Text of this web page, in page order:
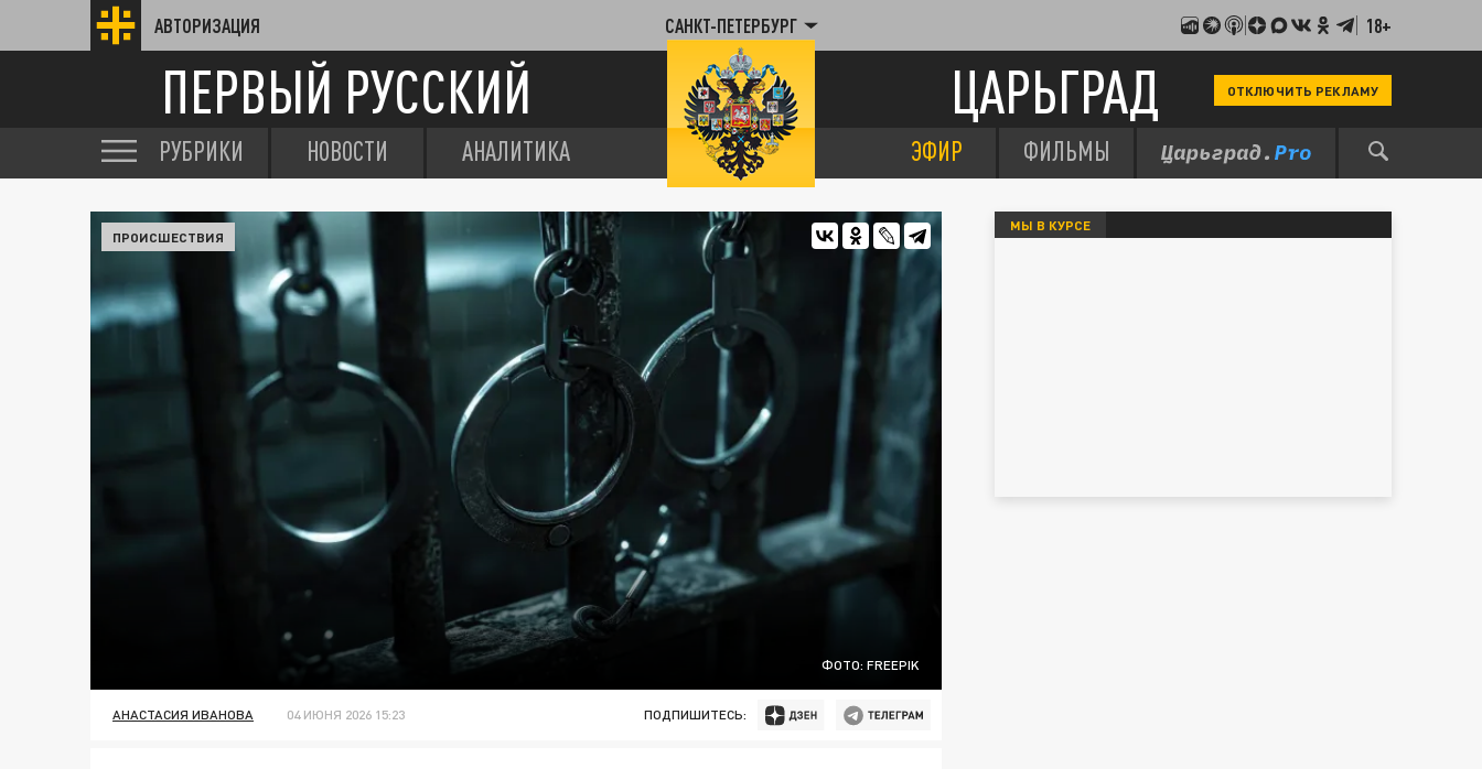
АВТОРИЗАЦИЯ САНКТ-ПЕТЕРБУРГ 18+
ПЕРВЫЙ РУССКИЙ ЦАРЬГРАД ОТКЛЮЧИТЬ РЕКЛАМУ
РУБРИКИ НОВОСТИ АНАЛИТИКА ЭФИР ФИЛЬМЫ
ФОТО: FREEPIK
ПРОИСШЕСТВИЯ
АНАСТАСИЯ ИВАНОВА 04 ИЮНЯ 2026 15:23 ПОДПИШИТЕСЬ:
МЫ В КУРСЕ